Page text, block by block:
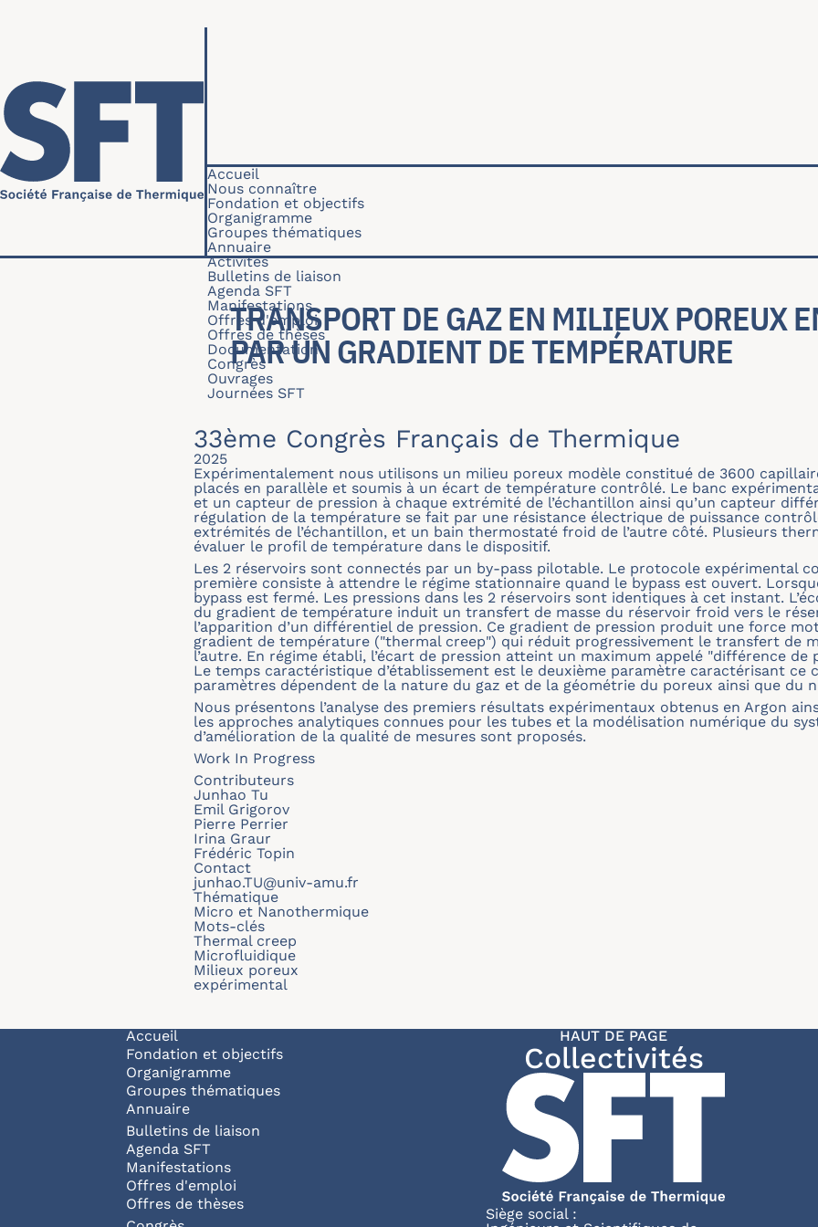
Navigation principale
Accueil
Nous connaître
Fondation et objectifs
Organigramme
Groupes thématiques
Annuaire
Activités
Bulletins de liaison
Agenda SFT
Manifestations
Offres d'emploi
Offres de thèses
Documentation
Congrès
Ouvrages
Journées SFT
TRANSPORT DE GAZ EN MILIEUX POREUX
PAR UN GRADIENT DE TEMPÉRATURE
33ème Congrès Français de Thermique
2025
Expérimentalement nous utilisons un milieu poreux modèle constitué de 3600
placés en parallèle et soumis à un écart de température contrôlé. Le banc
et un capteur de pression à chaque extrémité de l’échantillon ainsi qu’un capteur
régulation de la température se fait par une résistance électrique de puissance
extrémités de l’échantillon, et un bain thermostaté froid de l’autre côté. Plusieurs
évaluer le profil de température dans le dispositif.
Les 2 réservoirs sont connectés par un by-pass pilotable. Le protocole expérimental
première consiste à attendre le régime stationnaire quand le bypass est ouvert.
bypass est fermé. Les pressions dans les 2 réservoirs sont identiques à cet instant.
du gradient de température induit un transfert de masse du réservoir froid vers le
l’apparition d’un différentiel de pression. Ce gradient de pression produit une force
gradient de température ("thermal creep") qui réduit progressivement le transfert de
l’autre. En régime établi, l’écart de pression atteint un maximum appelé "différence de
Le temps caractéristique d’établissement est le deuxième paramètre caractérisant ce
paramètres dépendent de la nature du gaz et de la géométrie du poreux ainsi que du
Nous présentons l’analyse des premiers résultats expérimentaux obtenus en Argon
les approches analytiques connues pour les tubes et la modélisation numérique du
d’amélioration de la qualité de mesures sont proposés.
Work In Progress
Contributeurs
Junhao Tu
Emil Grigorov
Pierre Perrier
Irina Graur
Frédéric Topin
Contact
junhao.TU@univ-amu.fr
Thématique
Micro et Nanothermique
Mots-clés
Thermal creep
Microfluidique
Milieux poreux
expérimental
Navigation principale
Accueil
Fondation et objectifs
Organigramme
Groupes thématiques
Annuaire
Bulletins de liaison
Agenda SFT
Manifestations
Offres d'emploi
Offres de thèses
HAUT DE PAGE
Collectivités
Siège social :